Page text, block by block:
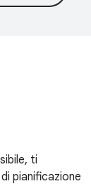
ti
pianificazione